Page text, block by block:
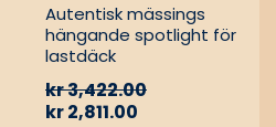
Autentisk mässings
hängande spotlight för
lastdäck
kr3,422.00
kr2,811.00